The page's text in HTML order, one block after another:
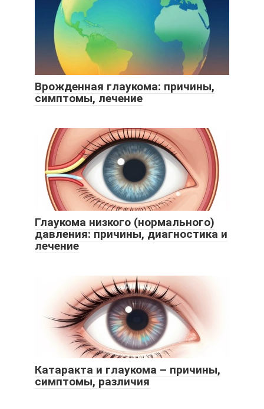
Врожденная глаукома: причины,
симптомы, лечение
Глаукома низкого (нормального)
давления: причины, диагностика и
лечение
Катаракта и глаукома – причины,
симптомы, различия